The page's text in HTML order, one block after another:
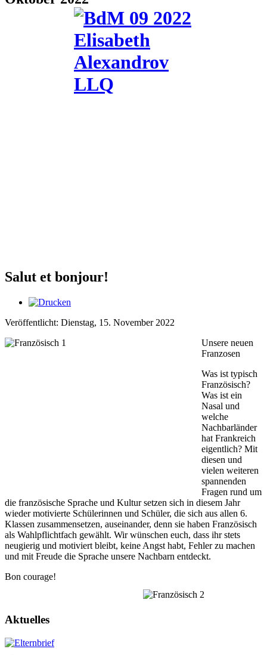
Salut et bonjour!
Veröffentlicht: Dienstag, 15. November 2022
Unsere neuen
Franzosen
Was ist typisch
Französisch?
Was ist ein
Nasal und
welche
Nachbarländer
hat Frankreich
eigentlich? Mit
diesen und
vielen weiteren
spannenden
Fragen rund um
die französische Sprache und Kultur setzen sich in diesem Jahr
wieder motivierte Schülerinnen und Schüler, die sich aus allen 6.
Klassen zusammensetzen, auseinander, denn sie haben Französisch
als Wahlpflichtfach gewählt. Wir wünschen euch, dass ihr stets
neugierig und motiviert bleibt, keine Angst habt, Fehler zu machen
und mit Freude die Sprache unsere Nachbarn entdeckt.
Bon courage!
Aktuelles